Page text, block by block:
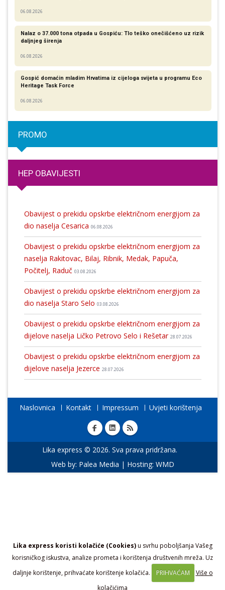
Lika express koristi kolačiće (Cookies)u svrhu poboljšanja Vašeg
korisničkog iskustva, analize prometa i korištenja društvenih mreža. Uz
daljnje korištenje, prihvaćate korištenje kolačića.
PRIHVAĆAM
Više o
kolačićima
06.08.2026
Nalaz o 37.000 tona otpada u Gospiću: Tlo teško onečišćeno uz rizik
daljnjeg širenja
06.08.2026
Gospić domaćin mladim Hrvatima iz cijeloga svijeta u programu Eco
Heritage Task Force
06.08.2026
PROMO
HEP OBAVIJESTI
Obavijest o prekidu opskrbe električnom energijom za
dio naselja Cesarica 06.08.2026
Obavijest o prekidu opskrbe električnom energijom za
naselja Rakitovac, Bilaj, Ribnik, Medak, Papuča,
Počitelj, Raduč 03.08.2026
Obavijest o prekidu opskrbe električnom energijom za
dio naselja Staro Selo 03.08.2026
Obavijest o prekidu opskrbe električnom energijom za
dijelove naselja Ličko Petrovo Selo i Rešetar 28.07.2026
Obavijest o prekidu opskrbe električnom energijom za
dijelove naselja Jezerce 28.07.2026
Naslovnica Kontakt Impressum Uvjeti korištenja
Lika express © 2026. Sva prava pridržana.
Web by: Palea Media | Hosting: WMD